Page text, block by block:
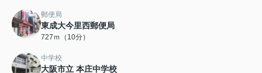
郵便局
東成大今里西郵便局
727ｍ（10分）
中学校
大阪市立 本庄中学校